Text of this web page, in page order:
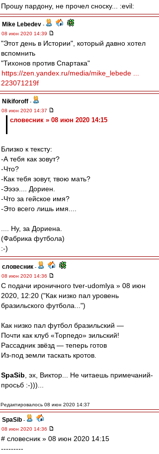
Прошу пардону, не прочел сноску... :evil:
Mike Lebedev -
08 июн 2020 14:39
"Этот день в Истории", который давно хотел
вспомнить
"Тихонов против Спартака"
https://zen.yandex.ru/media/mike_lebede ...
223071219f
Nikiforoff -
08 июн 2020 14:37
словесник » 08 июн 2020 14:15
Близко к тексту:
-А тебя как зовут?
-Что?
-Как тебя зовут, твою мать?
-Ээээ.... Дориен.
-Что за гейское имя?
-Это всего лишь имя....
.... Ну, за Дориена.
(Фабрика футбола)
:-)
словесник -
08 июн 2020 14:36
С подачи ироничного tver-udomlya » 08 июн
2020, 12:20 ("Как низко пал уровень
бразильского футбола...")
Как низко пал футбол бразильский —
Почти как клуб «Торпедо» зильский!
Рассадник звёзд — теперь готов
Из-под земли таскать кротов.
SpaSib , эх, Виктор... Не читаешь примечаний-
просьб :-)))...
Редактировалось 08 июн 2020 14:37
SpaSib -
08 июн 2020 14:36
# словесник » 08 июн 2020 14:15
---------